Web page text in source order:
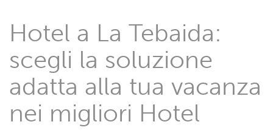
Hotel a La Tebaida:
scegli la soluzione
adatta alla tua vacanza
nei migliori Hotel